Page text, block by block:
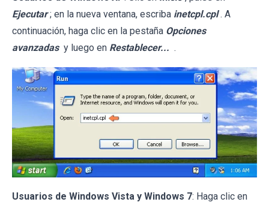
Ejecutar ; en la nueva ventana, escriba inetcpl.cpl . A
continuación, haga clic en la pestaña Opciones
avanzadas y luego en Restablecer... .
Usuarios de Windows Vista y Windows 7: Haga clic en